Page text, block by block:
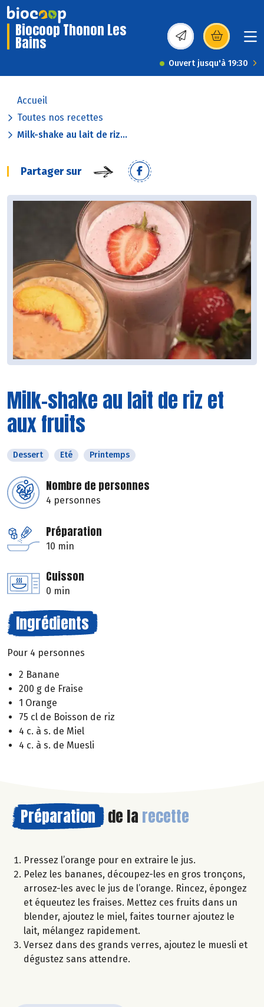
Biocoop Thonon Les
Bains (s’ouvre dans une
Ouvert jusqu'à 19:30
Accueil
Toutes nos recettes
Milk-shake au lait de riz...
Partager sur
Milk-shake au lait de riz et
aux fruits
Dessert Eté Printemps
Nombre de personnes
4 personnes
Préparation
10 min
Cuisson
0 min
Ingrédients
Pour 4 personnes
2 Banane
200 g de Fraise
1 Orange
75 cl de Boisson de riz
4 c. à s. de Miel
4 c. à s. de Muesli
Préparation de la recette
Pressez l’orange pour en extraire le jus.
Pelez les bananes, découpez-les en gros tronçons,
arrosez-les avec le jus de l’orange. Rincez, épongez
et équeutez les fraises. Mettez ces fruits dans un
blender, ajoutez le miel, faites tourner ajoutez le
lait, mélangez rapidement.
Versez dans des grands verres, ajoutez le muesli et
dégustez sans attendre.